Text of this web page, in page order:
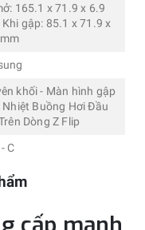
165.1 x 71.9 x 6.9
Khi gập: 85.1 x 71.9 x
khối - Màn hình gập
Nhiệt Buồng Hơi Đầu
Dòng Z Flip
C